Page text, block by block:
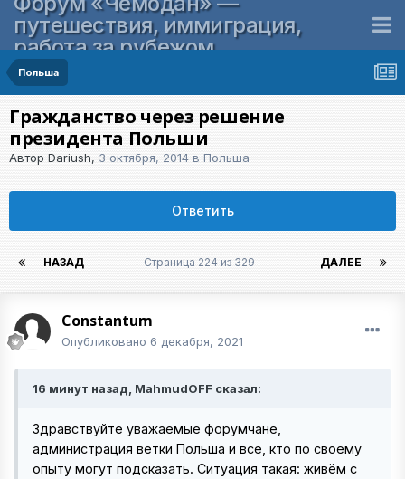
путешествия, иммиграция,
работа за рубежом
Польша
Гражданство через решение
президента Польши
Автор Dariush, 3 октября, 2014 в Польша
Ответить
НАЗАД ДАЛЕЕ
Страница 224 из 329
Constantum
Опубликовано 6 декабря, 2021
16 минут назад, MahmudOFF сказал:
Здравствуйте уважаемые форумчане,
администрация ветки Польша и все, кто по своему
опыту могут подсказать. Ситуация такая: живём с